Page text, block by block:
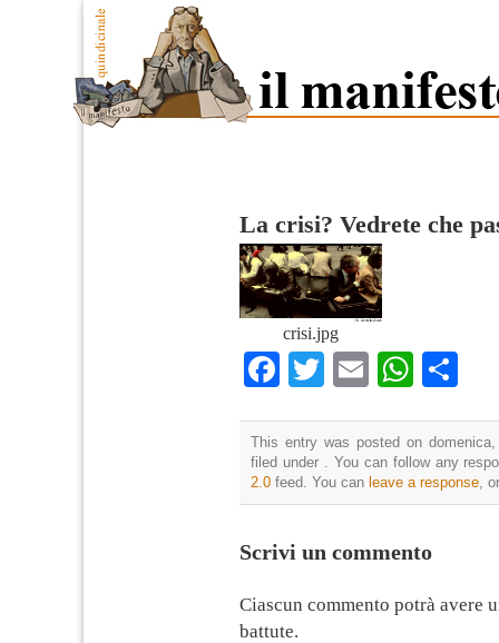
La crisi? Vedrete che
crisi.jpg
Facebook
TwitterEmail
This entry was posted on
filed under . You can follow any
2.0 feed. You can leave a response ,
Scrivi un commento
Ciascun commento potrà avere
battute.